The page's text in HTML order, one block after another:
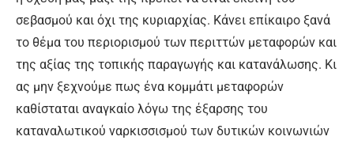
σεβασμού και όχι της κυριαρχίας. Κάνει επίκαιρο ξανά
το θέμα του περιορισμού των περιττών μεταφορών και
της αξίας της τοπικής παραγωγής και κατανάλωσης. Κι
ας μην ξεχνούμε πως ένα κομμάτι μεταφορών
καθίσταται αναγκαίο λόγω της έξαρσης του
καταναλωτικού ναρκισσισμού των δυτικών κοινωνιών